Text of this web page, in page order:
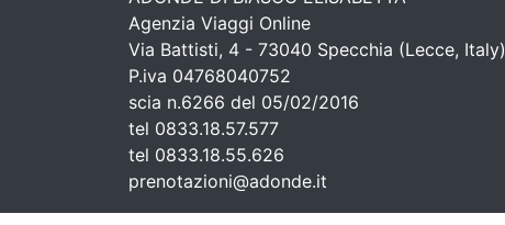
Agenzia Viaggi Online
Via Battisti, 4 - 73040 Specchia (Lecce, Italy)
P.iva 04768040752
scia n.6266 del 05/02/2016
tel 0833.18.57.577
tel 0833.18.55.626
prenotazioni@adonde.it